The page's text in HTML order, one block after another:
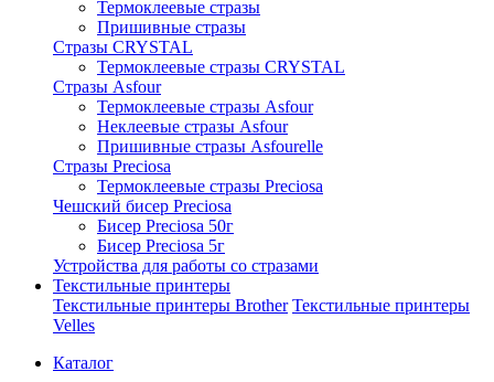
Термоклеевые стразы
Пришивные стразы
Стразы CRYSTAL
Термоклеевые стразы CRYSTAL
Стразы Asfour
Термоклеевые стразы Asfour
Неклеевые стразы Asfour
Пришивные стразы Asfourelle
Стразы Preciosa
Термоклеевые стразы Preciosa
Чешский бисер Preciosa
Бисер Preciosa 50г
Бисер Preciosa 5г
Устройства для работы со стразами
Текстильные принтеры
Текстильные принтеры Brother Текстильные принтеры
Velles
Каталог